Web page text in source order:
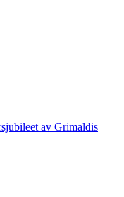
av Grimaldis